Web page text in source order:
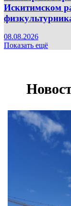
Искитимском
08.08.2026
Показать ещё